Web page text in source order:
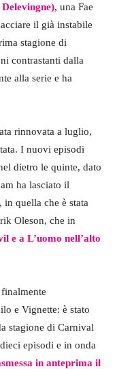
, una Fae
il già instabile
stagione di
contrastanti dalla
alla serie e ha
rinnovata a luglio,
I nuovi episodi
dietro le quinte, dato
ha lasciato il
quella che è stata
Oleson, che in
e a L’uomo nell’alto
e Vignette: è stato
stagione di Carnival
episodi e in onda
in anteprima il